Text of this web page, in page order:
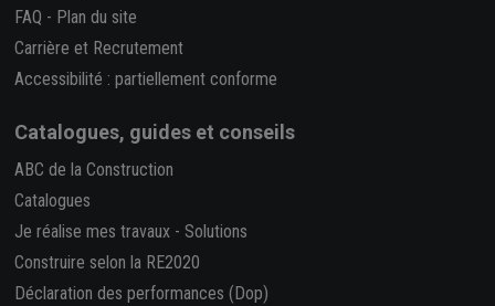
FAQ - Plan du site
Carrière et Recrutement
Accessibilité : partiellement conforme
Catalogues, guides et conseils
ABC de la Construction
Catalogues
Je réalise mes travaux - Solutions
Construire selon la RE2020
Déclaration des performances (Dop)